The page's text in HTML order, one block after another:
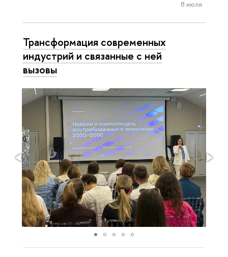
8 июля
Трансформация современных
индустрий и связанные с ней
вызовы